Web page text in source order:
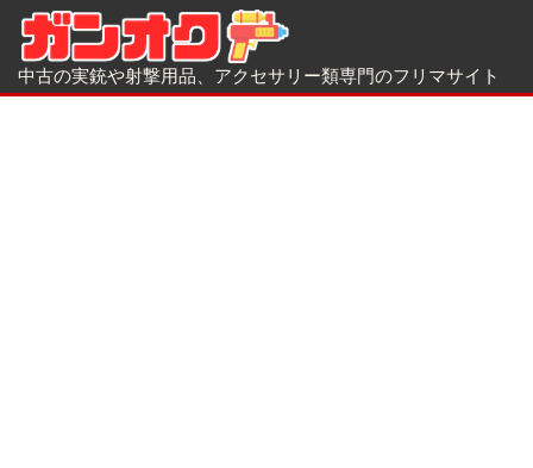
中古の実銃や射撃用品、アクセサリー類専門のフリマサイト